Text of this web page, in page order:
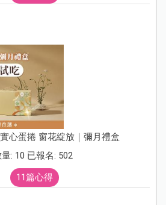
實心蛋捲 窗花綻放｜彌月禮盒
: 10 已報名: 502
11篇心得